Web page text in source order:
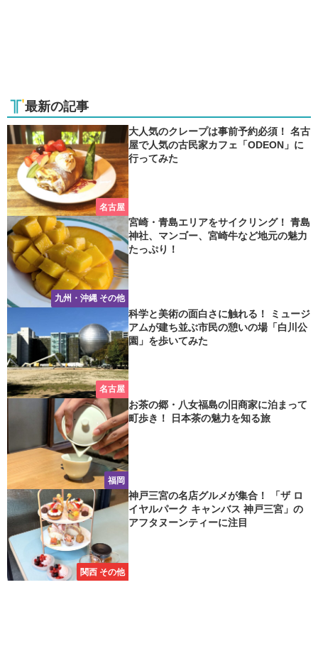
最新の記事
名古屋
大人気のクレープは事前予約必須！ 名古
屋で人気の古民家カフェ「ODEON」に
行ってみた
九州・沖縄 その他
宮崎・青島エリアをサイクリング！ 青島
神社、マンゴー、宮崎牛など地元の魅力
たっぷり！
名古屋
科学と美術の面白さに触れる！ ミュージ
アムが建ち並ぶ市民の憩いの場「白川公
園」を歩いてみた
福岡
お茶の郷・八女福島の旧商家に泊まって
町歩き！ 日本茶の魅力を知る旅
関西 その他
神戸三宮の名店グルメが集合！ 「ザ ロ
イヤルパーク キャンバス 神戸三宮」の
アフタヌーンティーに注目